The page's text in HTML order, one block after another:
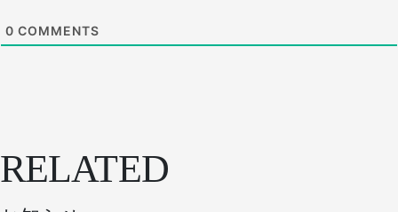
RELATED